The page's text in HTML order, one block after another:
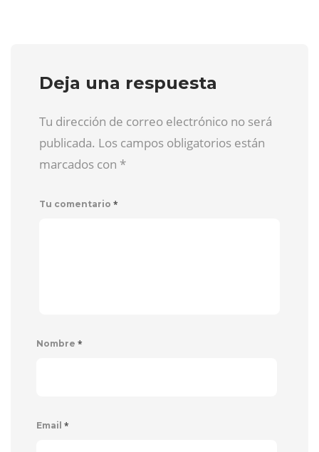
Deja una respuesta
Tu dirección de correo electrónico no será
publicada. Los campos obligatorios están
marcados con *
Tu comentario *
Nombre *
Email *